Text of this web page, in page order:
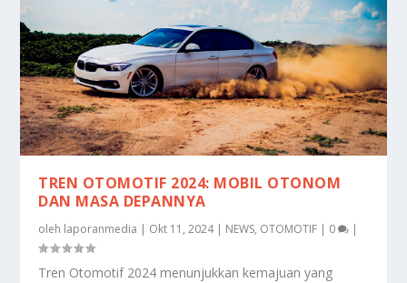
TREN OTOMOTIF 2024: MOBIL OTONOM
DAN MASA DEPANNYA
oleh laporanmedia | Okt 11, 2024| NEWS, OTOMOTIF | 0 |
Tren Otomotif 2024 menunjukkan kemajuan yang